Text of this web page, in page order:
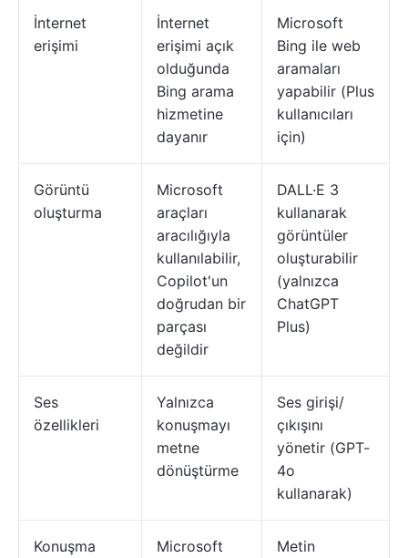
İnternet
erişimi
İnternet
erişimi açık
olduğunda
Bing arama
hizmetine
dayanır
Microsoft
Bing ile web
aramaları
yapabilir (Plus
kullanıcıları
için)
Görüntü
oluşturma
Microsoft
araçları
aracılığıyla
kullanılabilir,
Copilot'un
doğrudan bir
parçası
değildir
DALL·E 3
kullanarak
görüntüler
oluşturabilir
(yalnızca
ChatGPT
Plus)
Ses
özellikleri
Yalnızca
konuşmayı
metne
dönüştürme
Ses girişi/
çıkışını
yönetir (GPT-
4o
kullanarak)
Konuşma
Microsoft
Metin